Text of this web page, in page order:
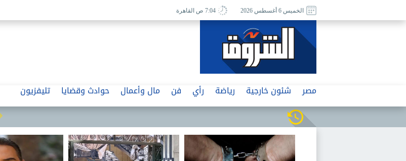
الخميس 6 أغسطس 2026 7:04 ص القاهرة
مصر شئون خارجية رياضة رأي فن مال وأعمال حوادث وقضايا تليفزيون